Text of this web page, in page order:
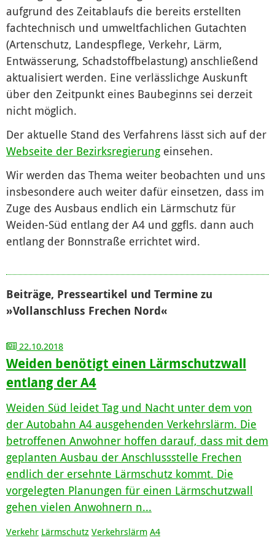
aufgrund des Zeitablaufs die bereits erstellten
fachtechnisch und umweltfachlichen Gutachten
(Artenschutz, Landespflege, Verkehr, Lärm,
Entwässerung, Schadstoffbelastung) anschließend
aktualisiert werden. Eine verlässlichge Auskunft
über den Zeitpunkt eines Baubeginns sei derzeit
nicht möglich.
Der aktuelle Stand des Verfahrens lässt sich auf der
Webseite der Bezirksregierung einsehen.
Wir werden das Thema weiter beobachten und uns
insbesondere auch weiter dafür einsetzen, dass im
Zuge des Ausbaus endlich ein Lärmschutz für
Weiden-Süd entlang der A4 und ggfls. dann auch
entlang der Bonnstraße errichtet wird.
Beiträge, Presseartikel und Termine zu
»Vollanschluss Frechen Nord«
22.10.2018
Weiden benötigt einen Lärmschutzwall
entlang der A4
Weiden Süd leidet Tag und Nacht unter dem von
der Autobahn A4 ausgehenden Verkehrslärm. Die
betroffenen Anwohner hoffen darauf, dass mit dem
geplanten Ausbau der Anschlussstelle Frechen
endlich der ersehnte Lärmschutz kommt. Die
vorgelegten Planungen für einen Lärmschutzwall
gehen vielen Anwohnern n...
Verkehr Lärmschutz Verkehrslärm A4